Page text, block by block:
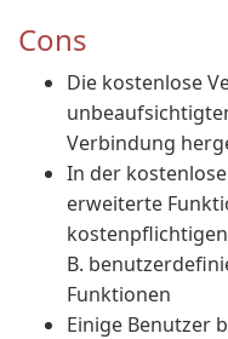
Cons
Die kostenlose
Verbindung
In der
erweiterte
B.
Funktionen
Einige Benutzer